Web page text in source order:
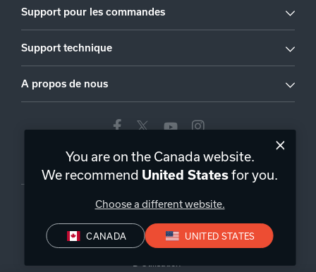
Support pour les commandes
Support technique
A propos de nous
Canada| FR
Politique de Confidentialité Conditions de Vente
Conditions
You are on the Canada website.
We recommend United Statesfor you.
Choose a different website.
CANADA UNITED STATES